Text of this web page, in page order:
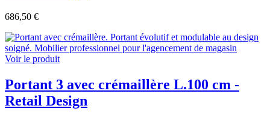
686,50 €
Voir le produit
Portant 3 avec crémaillère L.100 cm -
Retail Design